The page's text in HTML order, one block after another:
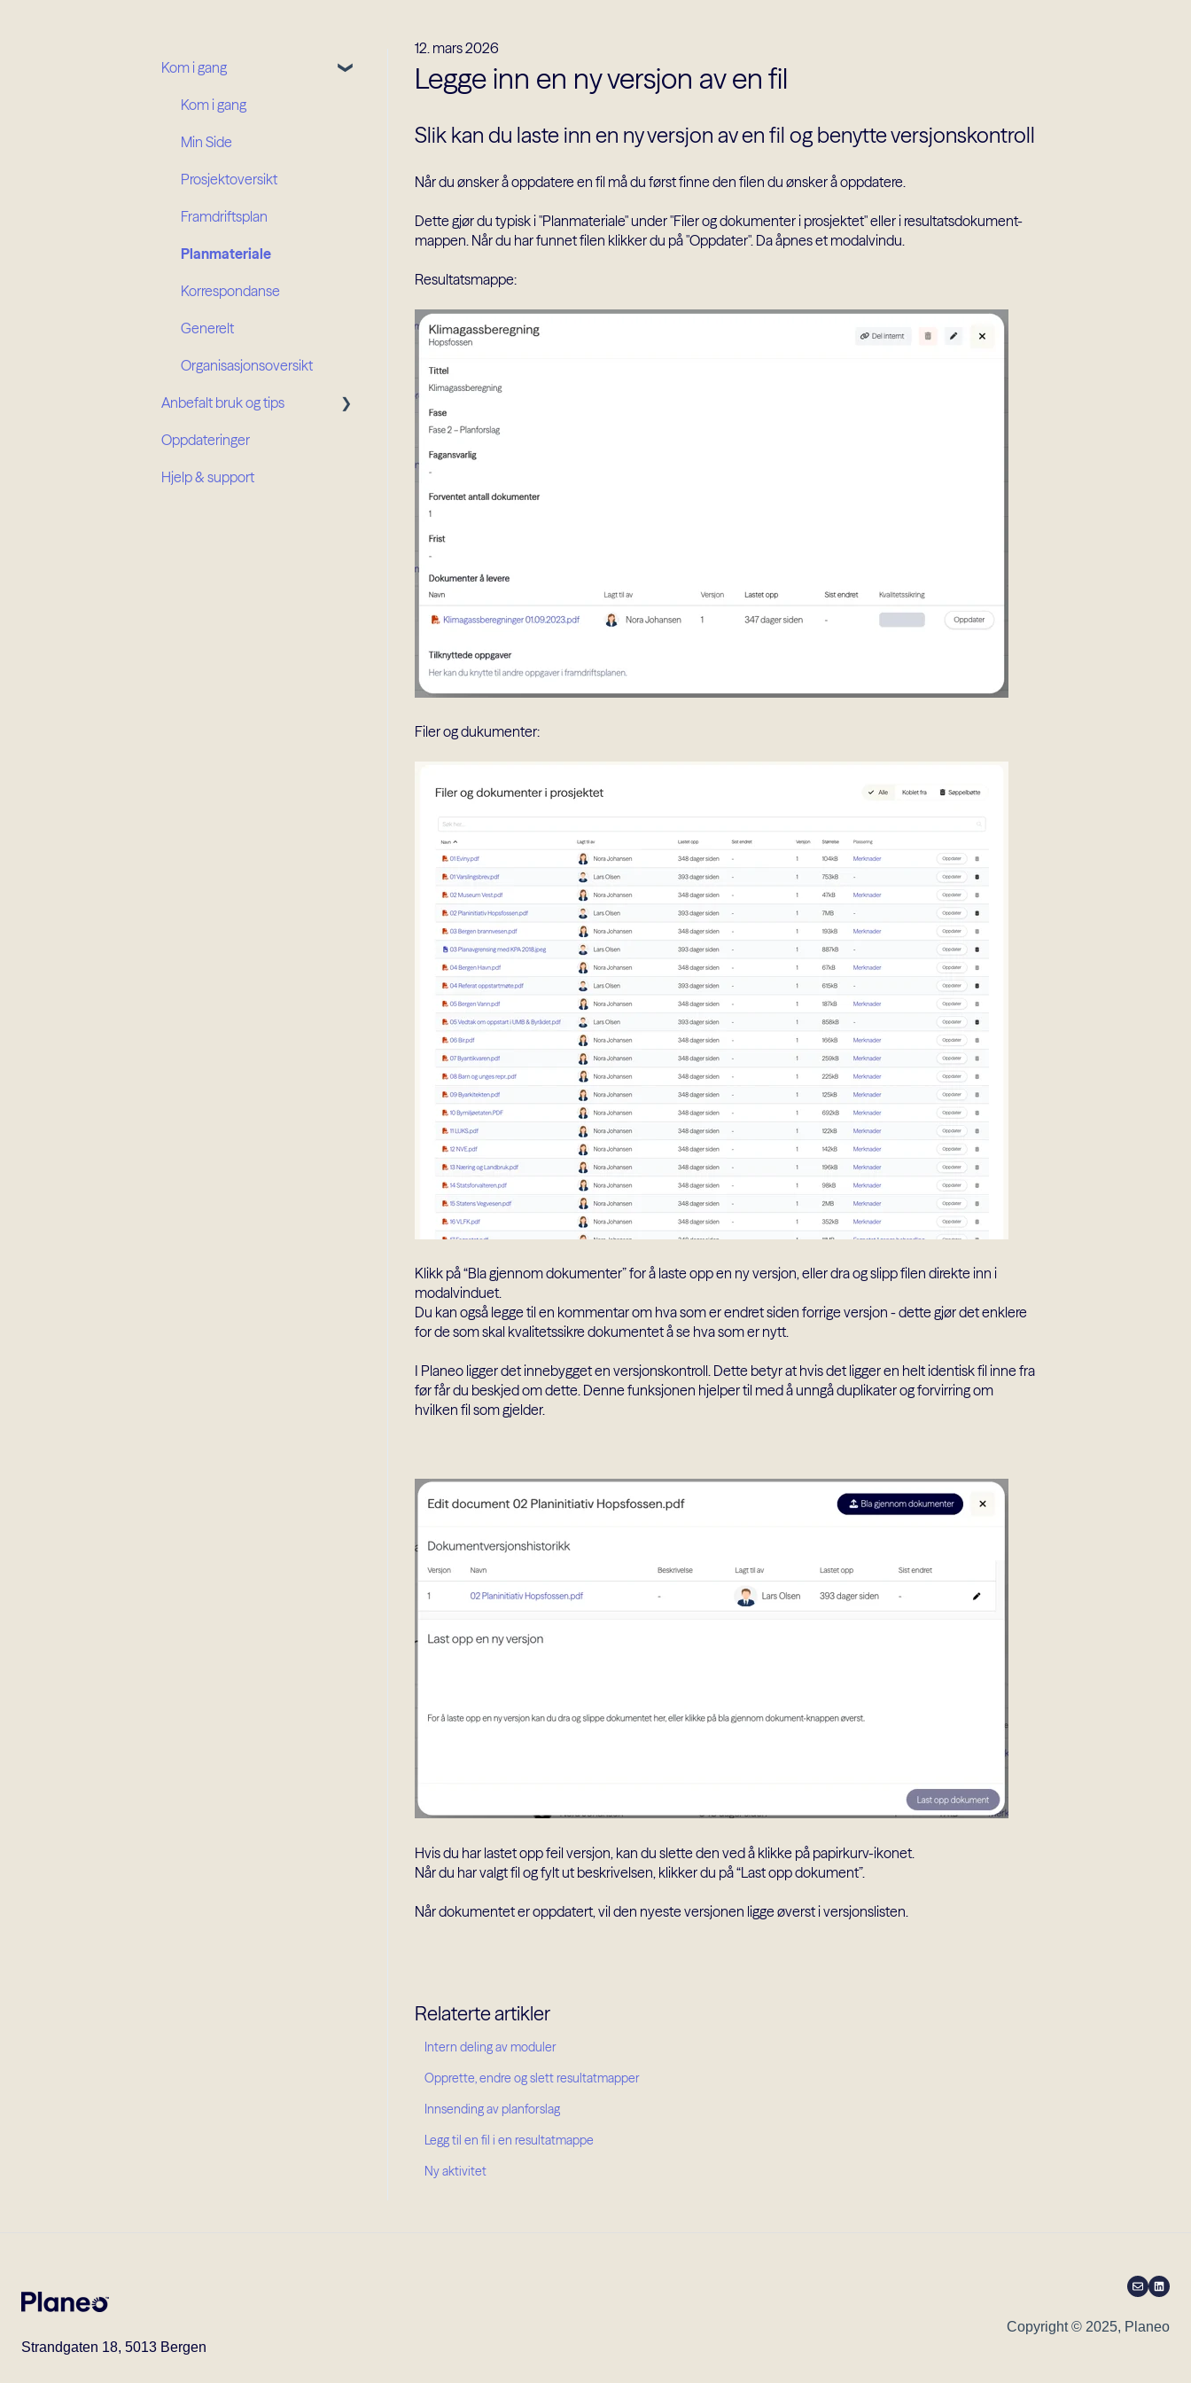
12. mars 2026
Legge inn en ny versjon av en fil
Slik kan du laste inn en ny versjon av en fil og benytte versjonskontroll
Når du ønsker å oppdatere en fil må du først finne den filen du ønsker å oppdatere.
Dette gjør du typisk i "Planmateriale" under "Filer og dokumenter i prosjektet" eller i resultatsdokument-
mappen. Når du har funnet filen klikker du på "Oppdater". Da åpnes et modalvindu.
Resultatsmappe:
Filer og dukumenter:
Klikk på “Bla gjennom dokumenter” for å laste opp en ny versjon, eller dra og slipp filen direkte inn i
modalvinduet.
Du kan også legge til en kommentar om hva som er endret siden forrige versjon - dette gjør det enklere
for de som skal kvalitetssikre dokumentet å se hva som er nytt.
I Planeo ligger det innebygget en versjonskontroll. Dette betyr at hvis det ligger en helt identisk fil inne fra
før får du beskjed om dette. Denne funksjonen hjelper til med å unngå duplikater og forvirring om
hvilken fil som gjelder.
Hvis du har lastet opp feil versjon, kan du slette den ved å klikke på papirkurv-ikonet.
Når du har valgt fil og fylt ut beskrivelsen, klikker du på “Last opp dokument”.
Når dokumentet er oppdatert, vil den nyeste versjonen ligge øverst i versjonslisten.
Relaterte artikler
Intern deling av moduler
Opprette, endre og slett resultatmapper
Innsending av planforslag
Legg til en fil i en resultatmappe
Ny aktivitet
Kom i gang
Kom i gang
Min Side
Prosjektoversikt
Framdriftsplan
Planmateriale
Korrespondanse
Generelt
Organisasjonsoversikt
Anbefalt bruk og tips
Prosjektroller
Organisasjonsroller
Oppdateringer
Hjelp & support
Strandgaten 18, 5013 Bergen
Copyright © 2025, Planeo